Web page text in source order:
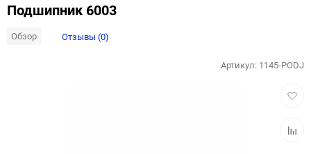
Подшипник 6003
Обзор Отзывы (0)
Артикул: 1145-PODJ